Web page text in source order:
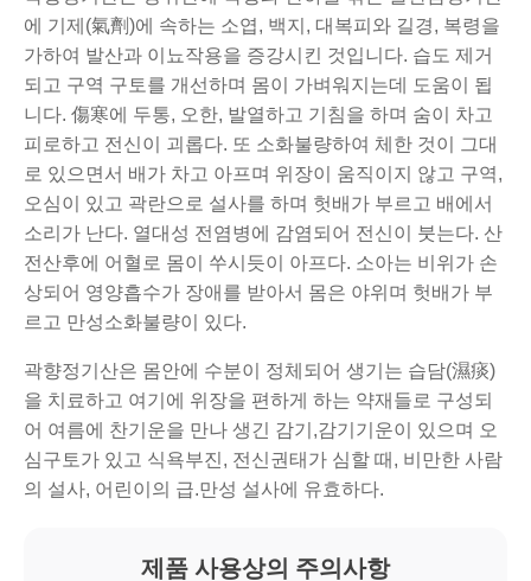
에 기제(氣劑)에 속하는 소엽, 백지, 대복피와 길경, 복령을
가하여 발산과 이뇨작용을 증강시킨 것입니다. 습도 제거
되고 구역 구토를 개선하며 몸이 가벼워지는데 도움이 됩
니다. 傷寒에 두통, 오한, 발열하고 기침을 하며 숨이 차고
피로하고 전신이 괴롭다. 또 소화불량하여 체한 것이 그대
로 있으면서 배가 차고 아프며 위장이 움직이지 않고 구역,
오심이 있고 곽란으로 설사를 하며 헛배가 부르고 배에서
소리가 난다. 열대성 전염병에 감염되어 전신이 붓는다. 산
전산후에 어혈로 몸이 쑤시듯이 아프다. 소아는 비위가 손
상되어 영양흡수가 장애를 받아서 몸은 야위며 헛배가 부
르고 만성소화불량이 있다.
곽향정기산은 몸안에 수분이 정체되어 생기는 습담(濕痰)
을 치료하고 여기에 위장을 편하게 하는 약재들로 구성되
어 여름에 찬기운을 만나 생긴 감기,감기기운이 있으며 오
심구토가 있고 식욕부진, 전신권태가 심할 때, 비만한 사람
의 설사, 어린이의 급.만성 설사에 유효하다.
제품 사용상의 주의사항